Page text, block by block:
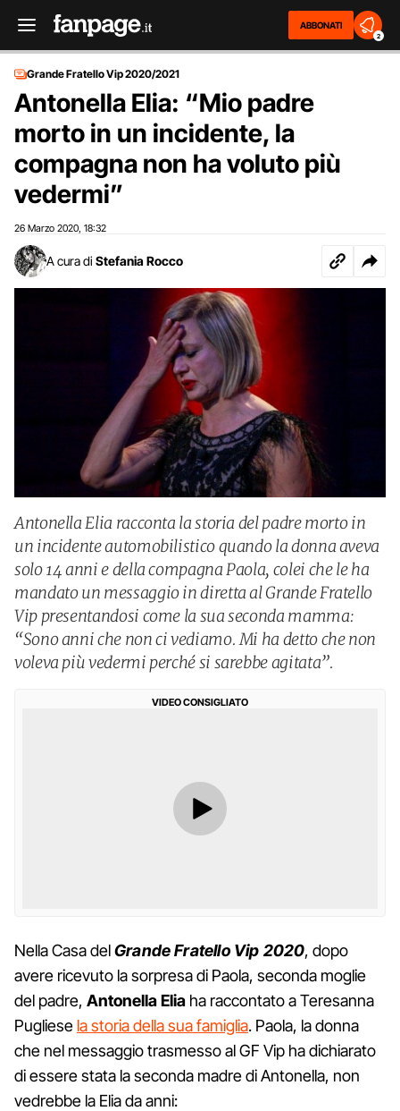
ABBONATI
2
Grande Fratello Vip 2020/2021
Antonella Elia: “Mio padre
morto in un incidente, la
compagna non ha voluto più
vedermi”
26 Marzo 2020 18:32
A cura di Stefania Rocco
Antonella Elia racconta la storia del padre morto in
un incidente automobilistico quando la donna aveva
solo 14 anni e della compagna Paola, colei che le ha
mandato un messaggio in diretta al Grande Fratello
Vip presentandosi come la sua seconda mamma:
“Sono anni che non ci vediamo. Mi ha detto che non
voleva più vedermi perché si sarebbe agitata”.
VIDEO CONSIGLIATO
Nella Casa delGrande Fratello Vip 2020, dopo
avere ricevuto la sorpresa di Paola, seconda moglie
del padre, Antonella Elia ha raccontato a Teresanna
Pugliese la storia della sua famiglia. Paola, la donna
che nel messaggio trasmesso al GF Vip ha dichiarato
di essere stata la seconda madre di Antonella, non
vedrebbe la Elia da anni: